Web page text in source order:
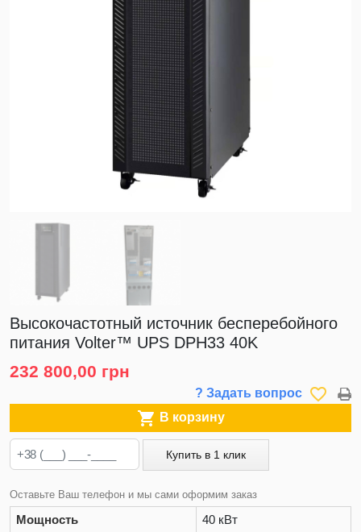
Высокочастотный источник бесперебойного
питания Volter™ UPS DPH33 40K
232 800,00 грн
? Задать вопрос favorite_border
 В корзину
Купить в 1 клик
Оставьте Ваш телефон и мы сами оформим заказ
Мощность
40 кВт